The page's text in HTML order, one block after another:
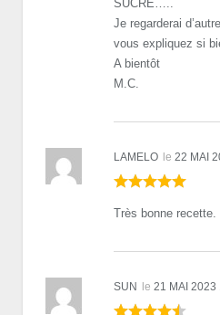
SUCRE…..
Je regarderai
vous expliquez si
A bientôt
M.C.
LAMELO le 22 MAI
Très bonne recette.
SUN le 21 MAI 2023